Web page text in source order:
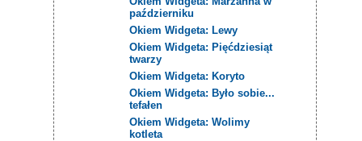
październiku
Okiem Widgeta: Lewy
Okiem Widgeta: Pięćdziesiąt
twarzy
Okiem Widgeta: Koryto
Okiem Widgeta: Było sobie...
tefałen
Okiem Widgeta: Wolimy
kotleta